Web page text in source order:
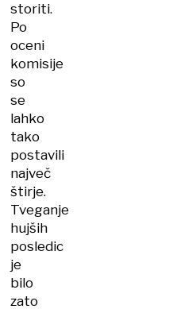
storiti.
Po
oceni
komisije
so
se
lahko
tako
postavili
največ
štirje.
Tveganje
hujših
posledic
je
bilo
zato